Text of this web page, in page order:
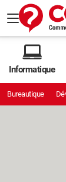
Informatique
Bureautique